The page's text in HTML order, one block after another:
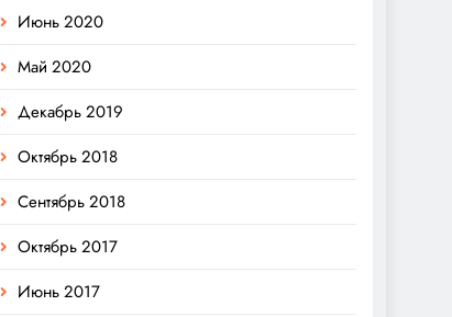
Июнь 2020
Май 2020
Декабрь 2019
Октябрь 2018
Сентябрь 2018
Октябрь 2017
Июнь 2017